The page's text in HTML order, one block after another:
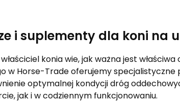
i suplementy dla koni na
konia wie, jak ważna jest
w Horse-Trade oferujemy specjalistyczne
optymalnej kondycji dróg
jak i w codziennym funkcjonowaniu.